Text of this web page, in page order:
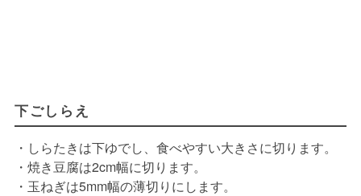
下ごしらえ
・しらたきは下ゆでし、食べやすい大きさに切ります。
・焼き豆腐は2cm幅に切ります。
・玉ねぎは5mm幅の薄切りにします。